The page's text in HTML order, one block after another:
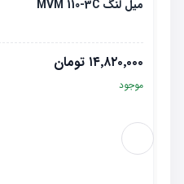
میل لنگ MVM 110-3C
۱۴٬۸۲۰٬۰۰۰ تومان
موجود